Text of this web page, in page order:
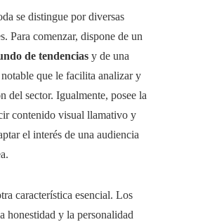
se distingue por diversas
Para comenzar, dispone de un
de tendencias y de una
que le facilita analizar y
del sector. Igualmente, posee la
contenido visual llamativo y
el interés de una audiencia
característica esencial. Los
honestidad y la personalidad